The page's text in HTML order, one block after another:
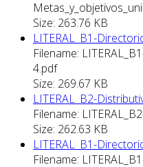
Size: 263.76 KB
LITERAL_B1-
Filename:
4.pdf
Size: 269.67 KB
LITERAL_B2-
Filename:
Size: 262.63 KB
LITERAL_B1-
Filename: